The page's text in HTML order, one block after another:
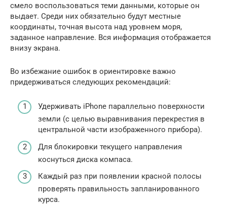
смело воспользоваться теми данными, которые он
выдает. Среди них обязательно будут местные
координаты, точная высота над уровнем моря,
заданное направление. Вся информация отображается
внизу экрана.
Во избежание ошибок в ориентировке важно
придерживаться следующих рекомендаций:
Удерживать iPhone параллельно поверхности
земли (с целью выравнивания перекрестия в
центральной части изображенного прибора).
Для блокировки текущего направления
коснуться диска компаса.
Каждый раз при появлении красной полосы
проверять правильность запланированного
курса.